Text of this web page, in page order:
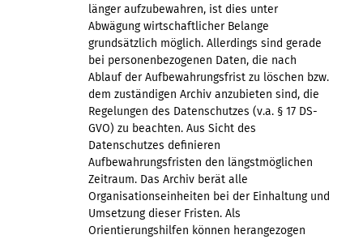
länger aufzubewahren, ist dies unter
Abwägung wirtschaftlicher Belange
grundsätzlich möglich. Allerdings sind gerade
bei personenbezogenen Daten, die nach
Ablauf der Aufbewahrungsfrist zu löschen bzw.
dem zuständigen Archiv anzubieten sind, die
Regelungen des Datenschutzes (v.a. § 17 DS-
GVO) zu beachten. Aus Sicht des
Datenschutzes definieren
Aufbewahrungsfristen den längstmöglichen
Zeitraum. Das Archiv berät alle
Organisationseinheiten bei der Einhaltung und
Umsetzung dieser Fristen. Als
Orientierungshilfen können herangezogen